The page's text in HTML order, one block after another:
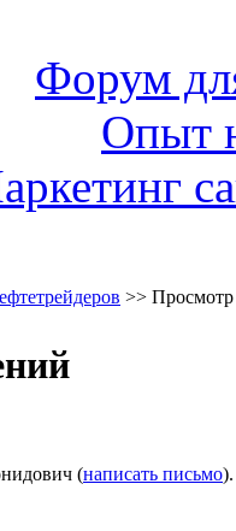
Форум
Опыт
>>
(написать письмо